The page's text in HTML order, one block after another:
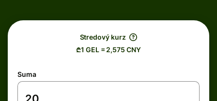
Stredový kurz
₾1 GEL = 2,575 CNY
Suma